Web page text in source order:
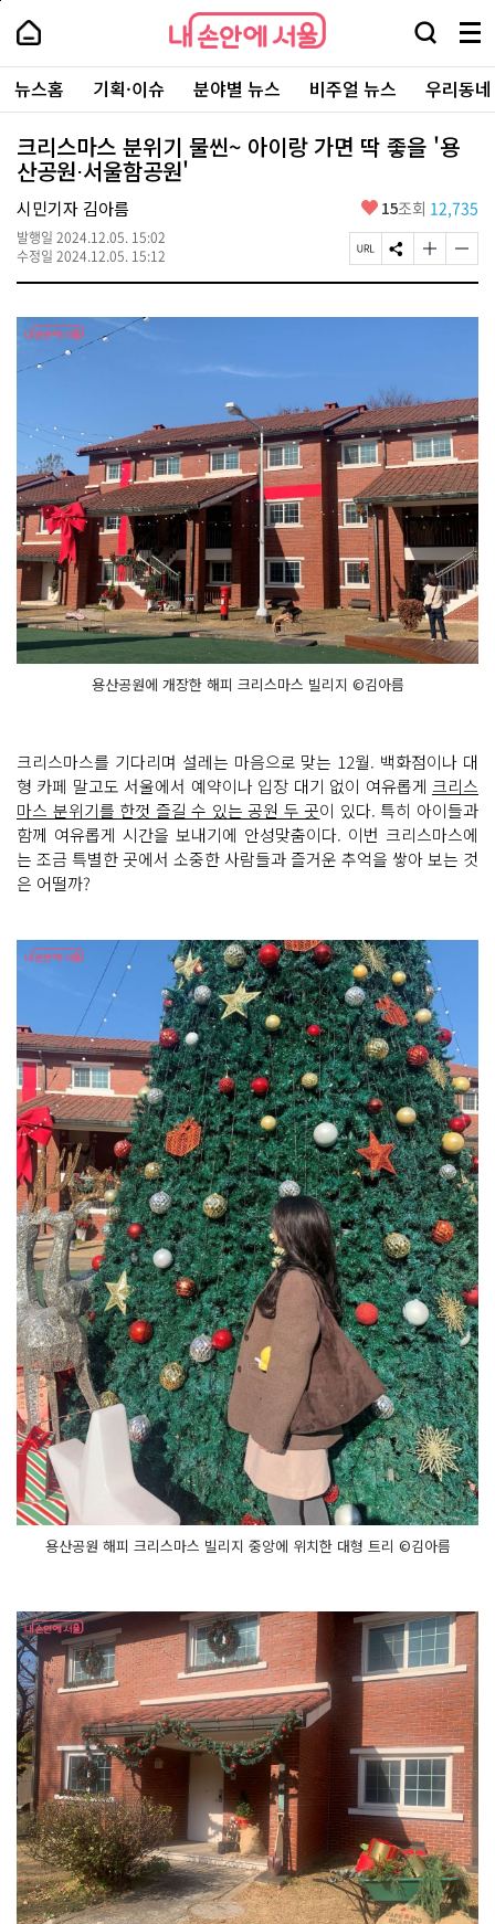
본
로
가
내
손
안
에
서
울
-
서
울
시
대
표
소
통
포
내
손
에
울
검
창
열
기
메
뉴
전
체
보
주
요
서
뉴스홈 기획·이슈 분야별 뉴스 비주얼 뉴스 우리동
크리스마스 분위기 물씬~ 아이랑 가면 딱 좋을 '용
산공원⋅서울함공원'
시민기자 김아름
발행일 2024.12.05. 15:02
수정일 2024.12.05. 15:12
좋
요
15조회 12,735
페
이
U
사
S
N
공
글
자
기
하
기
글
자
기
하
기
용산공원에 개장한 해피 크리스마스 빌리지 ©김아름
크리스마스를 기다리며 설레는 마음으로 맞는 12월. 백화점이나 대
형 카페 말고도 서울에서 예약이나 입장 대기 없이 여유롭게 크리스
마스 분위기를 한껏 즐길 수 있는 공원 두 곳이 있다. 특히 아이들과
함께 여유롭게 시간을 보내기에 안성맞춤이다. 이번 크리스마스에
는 조금 특별한 곳에서 소중한 사람들과 즐거운 추억을 쌓아 보는 것
은 어떨까?
용산공원 해피 크리스마스 빌리지 중앙에 위치한 대형 트리 ©김아름
페
상
단
로